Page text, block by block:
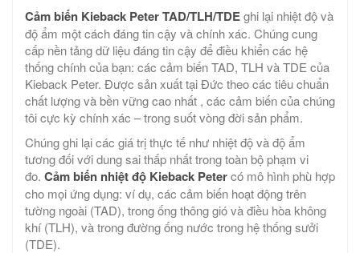
Cảm biến Kieback Peter TAD/TLH/TDEghi lại nhiệt độ và
độ ẩm một cách đáng tin cậy và chính xác. Chúng cung
cấp nền tảng dữ liệu đáng tin cậy để điều khiển các hệ
thống chính của bạn: các cảm biến TAD, TLH và TDE của
Kieback Peter. Được sản xuất tại Đức theo các tiêu chuẩn
chất lượng và bền vững cao nhất , các cảm biến của chúng
tôi cực kỳ chính xác – trong suốt vòng đời sản phẩm.
Chúng ghi lại các giá trị thực tế như nhiệt độ và độ ẩm
tương đối với dung sai thấp nhất trong toàn bộ phạm vi
đo. Cảm biến nhiệt độ Kieback Petercó mô hình phù hợp
cho mọi ứng dụng: ví dụ, các cảm biến hoạt động trên
tường ngoài (TAD), trong ống thông gió và điều hòa không
khí (TLH), và trong đường ống nước trong hệ thống sưởi
(TDE).